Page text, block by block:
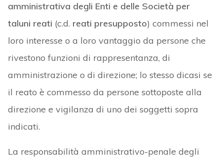
amministrativa degli Enti e delle Società per
taluni reati (c.d. reati presupposto) commessi nel
loro interesse o a loro vantaggio da persone che
rivestono funzioni di rappresentanza, di
amministrazione o di direzione; lo stesso dicasi se
il reato è commesso da persone sottoposte alla
direzione e vigilanza di uno dei soggetti sopra
indicati.
La responsabilità amministrativo-penale degli